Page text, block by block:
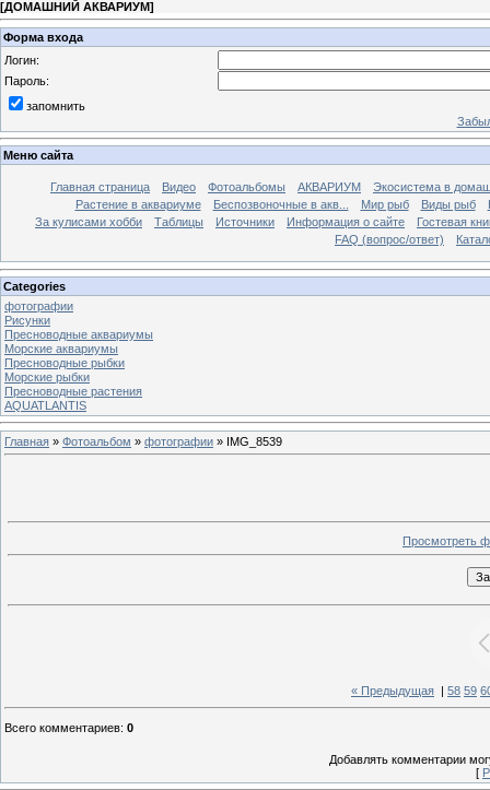
[ДОМАШНИЙ АКВАРИУМ]
Форма входа
Логин:
Пароль:
запомнить
Меню сайта
Главная страница Видео Фотоальбомы АКВАРИУМ
Экосистема в
Растение в аквариуме
Беспозвоночные в акв... Мир рыб Виды рыб
За кулисами хобби
Таблицы Источники Информация о сайте
Гостевая
FAQ (вопрос/ответ)
Categories
фотографии
Рисунки
Пресноводные аквариумы
Морские аквариумы
Пресноводные рыбки
Морские рыбки
Пресноводные растения
AQUATLANTIS
Главная » Фотоальбом » фотографии » IMG_8539
Просмотреть
« Предыдущая 58 59
Всего комментариев: 0
Добавлять комментарии
[